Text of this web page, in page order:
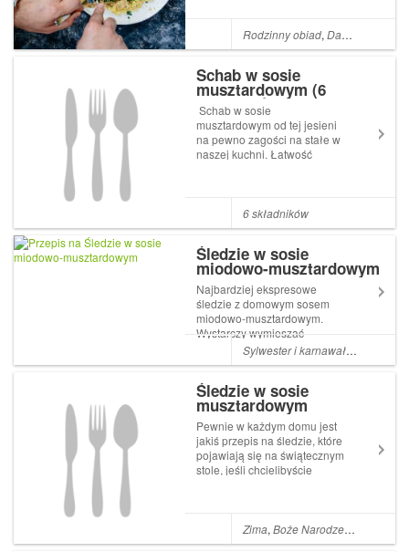
Rodzinny obiad,Dania z wieprzowiny
Schab w sosie
musztardowym (6
składników)
Schab w sosie
musztardowym od tej jesieni
na pewno zagości na stałe w
naszej kuchni. Łatwość
(6 składników) pochodzi z
serwisu Wilkuchnia.
6 składników
Śledzie w sosie
miodowo-musztardowym
Najbardziej ekspresowe
śledzie z domowym sosem
miodowo-musztardowym.
Wystarczy wymieszać
składniki sosu i zalać śledzie.,
zamykamy szczelnie i do
kupić śledzie w oleju, których
już nie trzeba moczyć. Śledzie
w sosie miodowo-mus...
Sylwester i karnawał
,Boże
Śledzie w sosie
musztardowym
Pewnie w każdym domu jest
jakiś przepis na śledzie, które
pojawiają się na świątecznym
stole, jeśli chcielibyście
powinny posmakować nie
tylko amatorom musztardy. W
Zima,Boże Narodzenie